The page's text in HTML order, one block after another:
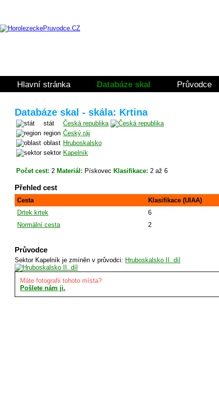
Hlavní stránka Databáze skal Průvodce
Databáze skal - skála: Krtina
stát
Česká republika
region Český ráj
oblast Hruboskalsko
sektor Kapelník
Počet cest: 2 Materiál: Pískovec Klasifikace: 2 až 6
Přehled cest
Cesta
Klasifikace (UIAA)
Drtek krtek
6
Normální cesta
2
Průvodce
Sektor Kapelník je zmíněn v průvodci: Hruboskalsko II. díl
Máte fotografii tohoto místa?
Pošlete nám ji.